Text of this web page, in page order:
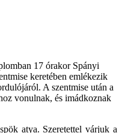
17 órakor Spányi
keretében emlékezik
A szentmise után a
vonulnak, és imádkoznak
atya. Szeretettel várjuk a